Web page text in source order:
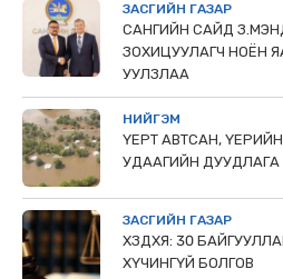
ЗАСГИЙН ГАЗАР
САНГИЙН САЙД
ЗОХИЦУУЛАГЧ НОЁН
УУЛЗЛАА
НИЙГЭМ
ҮЕРТ АВТСАН,
УДААГИЙН
ЗАСГИЙН ГАЗАР
ХЗДХЯ: 30
ХҮЧИНГҮЙ БОЛГОВ